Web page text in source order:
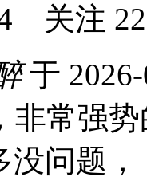
关注 22
于
非常强
问题，